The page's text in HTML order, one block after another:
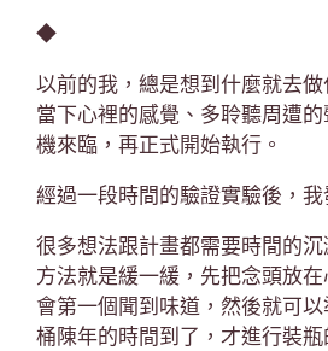
◆
以前的我，總是想到什麼就去
當下心裡的感覺、多聆聽周遭
機來臨，再正式開始執行。
經過一段時間的驗證實驗後，我
很多想法跟計畫都需要時間的
方法就是緩一緩，先把念頭放
會第一個聞到味道，然後就可
桶陳年的時間到了，才進行裝瓶